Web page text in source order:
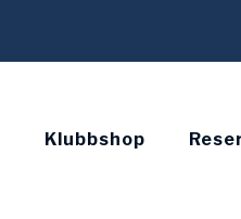
Klubbshop